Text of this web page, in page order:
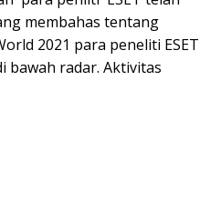
membahas tentang
2021 para peneliti ESET
bawah radar. Aktivitas